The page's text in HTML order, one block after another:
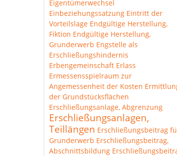
Eigentümerwechsel
Einbeziehungssatzung Eintritt der
Vorteilslage Endgültige Herstellung,
Fiktion Endgültige Herstellung,
Grunderwerb Engstelle als
Erschließungshindernis
Erbengemeinschaft Erlass
Ermessensspielraum zur
Angemessenheit der Kosten
der Grundstücksflächen
Erschließungsanlage, Abgrenzung
Erschließungsanlagen,
Teillängen Erschließungsbeitrag
Grunderwerb Erschließungsbeitrag,
Abschnittsbildung